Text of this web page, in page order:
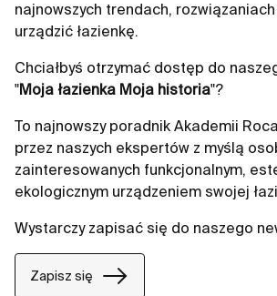
najnowszych trendach,
urządzić łazienkę.
Chciałbyś otrzymać dostęp do
"Moja łazienka Moja historia"?
To najnowszy poradnik Akademii
przez naszych ekspertów z myślą
zainteresowanych funkcjonalnym,
ekologicznym urządzeniem swojej
Wystarczy zapisać się do naszego
Zapisz się